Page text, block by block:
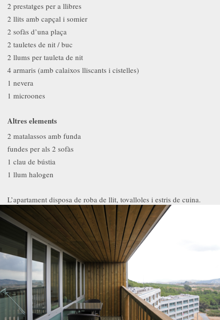
2 prestatges per a llibres
2 llits amb capçal i somier
2 sofàs d’una plaça
2 tauletes de nit / buc
2 llums per tauleta de nit
4 armaris (amb calaixos lliscants i cistelles)
1 nevera
1 microones
Altres elements
2 matalassos amb funda
fundes per als 2 sofàs
1 clau de bústia
1 llum halogen
L’apartament disposa de roba de llit, tovalloles i estris de cuina.